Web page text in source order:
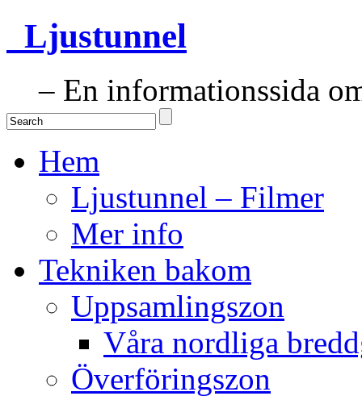
Ljustunnel
– En informationssida
Hem
Ljustunnel – Filmer
Mer info
Tekniken bakom
Uppsamlingszon
Våra nordliga
Överföringszon